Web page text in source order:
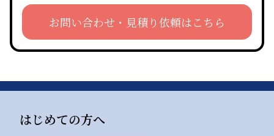
お問い合わせ・見積り依頼はこちら
はじめての方へ